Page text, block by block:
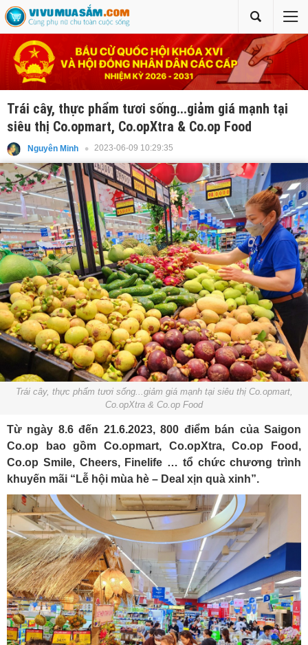
Trái cây, thực phẩm tươi sống...giảm giá mạnh tại
siêu thị Co.opmart, Co.opXtra & Co.op Food
Nguyên Minh 2023-06-09 10:29:35
Trái cây, thực phẩm tươi sống...giảm giá mạnh tại siêu thị Co.opmart,
Co.opXtra & Co.op Food
Từ ngày 8.6 đến 21.6.2023, 800 điểm bán của Saigon
Co.op bao gồm Co.opmart, Co.opXtra, Co.op Food,
Co.op Smile, Cheers, Finelife … tổ chức chương trình
khuyến mãi “Lễ hội mùa hè – Deal xịn quà xinh”.